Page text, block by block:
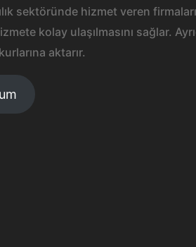
sektöründe hizmet veren
kolay ulaşılmasını sağlar.
aktarır.